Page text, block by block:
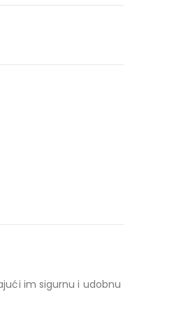
im sigurnu i udobnu